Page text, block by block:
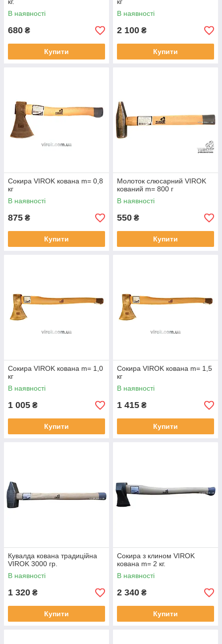
кг.
В наявності
680 ₴
Купити
кг
В наявності
2 100 ₴
Купити
Сокира VIROK кована m= 0,8
кг
В наявності
875 ₴
Купити
Молоток слюсарний VIROK
кований m= 800 г
В наявності
550 ₴
Купити
Сокира VIROK кована m= 1,0
кг
В наявності
1 005 ₴
Купити
Сокира VIROK кована m= 1,5
кг
В наявності
1 415 ₴
Купити
Кувалда кована традиційна
VIROK 3000 гр.
В наявності
1 320 ₴
Купити
Сокира з клином VIROK
кована m= 2 кг.
В наявності
2 340 ₴
Купити